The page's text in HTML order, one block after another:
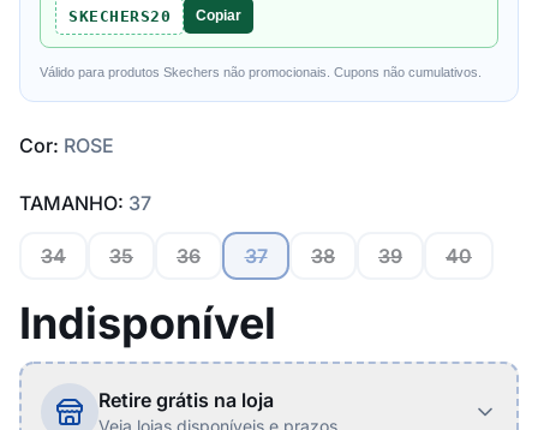
SKECHERS20 Copiar
Válido para produtos Skechers não promocionais. Cupons não cumulativos.
Cor: ROSE
TAMANHO: 37
34 35 36 37 38 39 40
Indisponível
Retire grátis na loja
Veja lojas disponíveis e prazos